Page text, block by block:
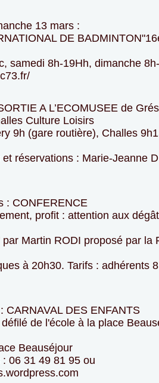
13 mars :
DE
samedi 8h-19Hh, dimanche
A L’ECOMUSEE de
Culture Loisirs
9h (gare routière), Challes
réservations : Marie-Jeanne
: CONFERENCE
profit : attention aux
Martin RODI proposé par la
à 20h30. Tarifs : adhérents
CARNAVAL DES ENFANTS
de l'école à la place
Beauséjour
06 31 49 81 95 ou